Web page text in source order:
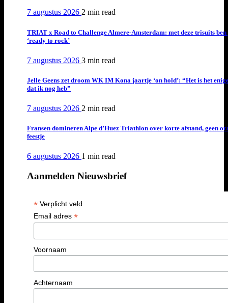
7 augustus 2026 2 min read
TRIAT x Road to Challenge Almere-Amsterdam: met deze trisuits ben
‘ready to rock’
7 augustus 2026 3 min read
Jelle Geens zet droom WK IM Kona jaartje ‘on hold’: “Het is het
dat ik nog heb”
7 augustus 2026 2 min read
Fransen domineren Alpe d’Huez Triathlon over korte afstand, geen
feestje
6 augustus 2026 1 min read
Aanmelden Nieuwsbrief
*Verplicht veld
Email adres *
Voornaam
Achternaam